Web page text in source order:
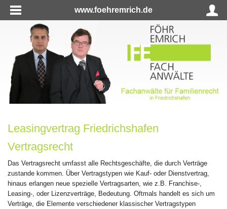
www.foehremrich.de
Leasingvertrag Friedrichshafen
Vertragsrecht
Das Vertragsrecht umfasst alle Rechtsgeschäfte, die durch Verträge
zustande kommen. Über Vertragstypen wie Kauf- oder Dienstvertrag,
hinaus erlangen neue spezielle Vertragsarten, wie z.B. Franchise-,
Leasing-, oder Lizenzverträge, Bedeutung. Oftmals handelt es sich um
Verträge, die Elemente verschiedener klassischer Vertragstypen